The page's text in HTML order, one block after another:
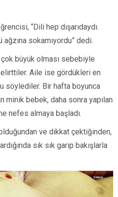
“Dili hep dışarıdaydı.
ağzına sokamıyordu” dedi.
büyük olması sebebiyle
Aile ise gördükleri en
söylediler. Bir hafta boyunca
minik bebek, daha sonra yapılan
nefes almaya başladı.
ve dikkat çektiğinden,
sık sık garip bakışlarla